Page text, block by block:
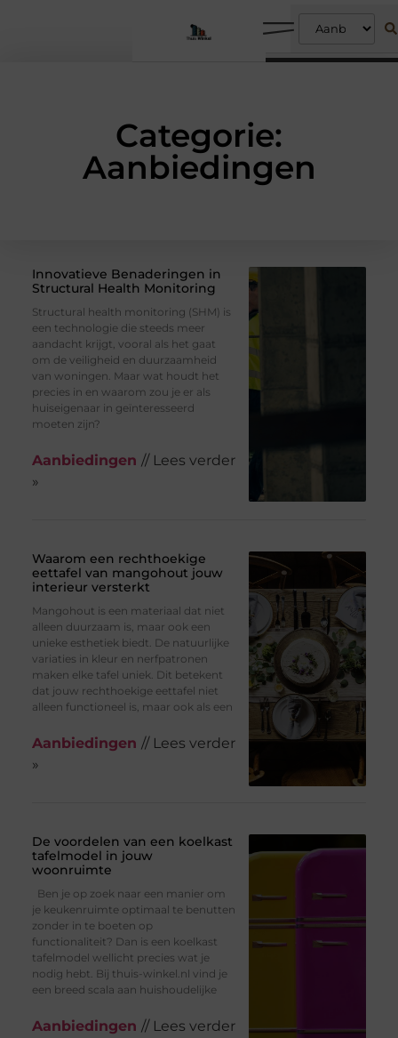
Categorie:
Aanbiedingen
Innovatieve Benaderingen in
Structural Health Monitoring
Structural health monitoring (SHM) is
een technologie die steeds meer
aandacht krijgt, vooral als het gaat
om de veiligheid en duurzaamheid
van woningen. Maar wat houdt het
precies in en waarom zou je er als
huiseigenaar in geïnteresseerd
moeten zijn?
Aanbiedingen // Lees verder
»
Waarom een rechthoekige
eettafel van mangohout jouw
interieur versterkt
Mangohout is een materiaal dat niet
alleen duurzaam is, maar ook een
unieke esthetiek biedt. De natuurlijke
variaties in kleur en nerfpatronen
maken elke tafel uniek. Dit betekent
dat jouw rechthoekige eettafel niet
alleen functioneel is, maar ook als een
Aanbiedingen // Lees verder
»
De voordelen van een koelkast
tafelmodel in jouw
woonruimte
Ben je op zoek naar een manier om
je keukenruimte optimaal te benutten
zonder in te boeten op
functionaliteit? Dan is een koelkast
tafelmodel wellicht precies wat je
nodig hebt. Bij thuis-winkel.nl vind je
een breed scala aan huishoudelijke
Aanbiedingen // Lees verder